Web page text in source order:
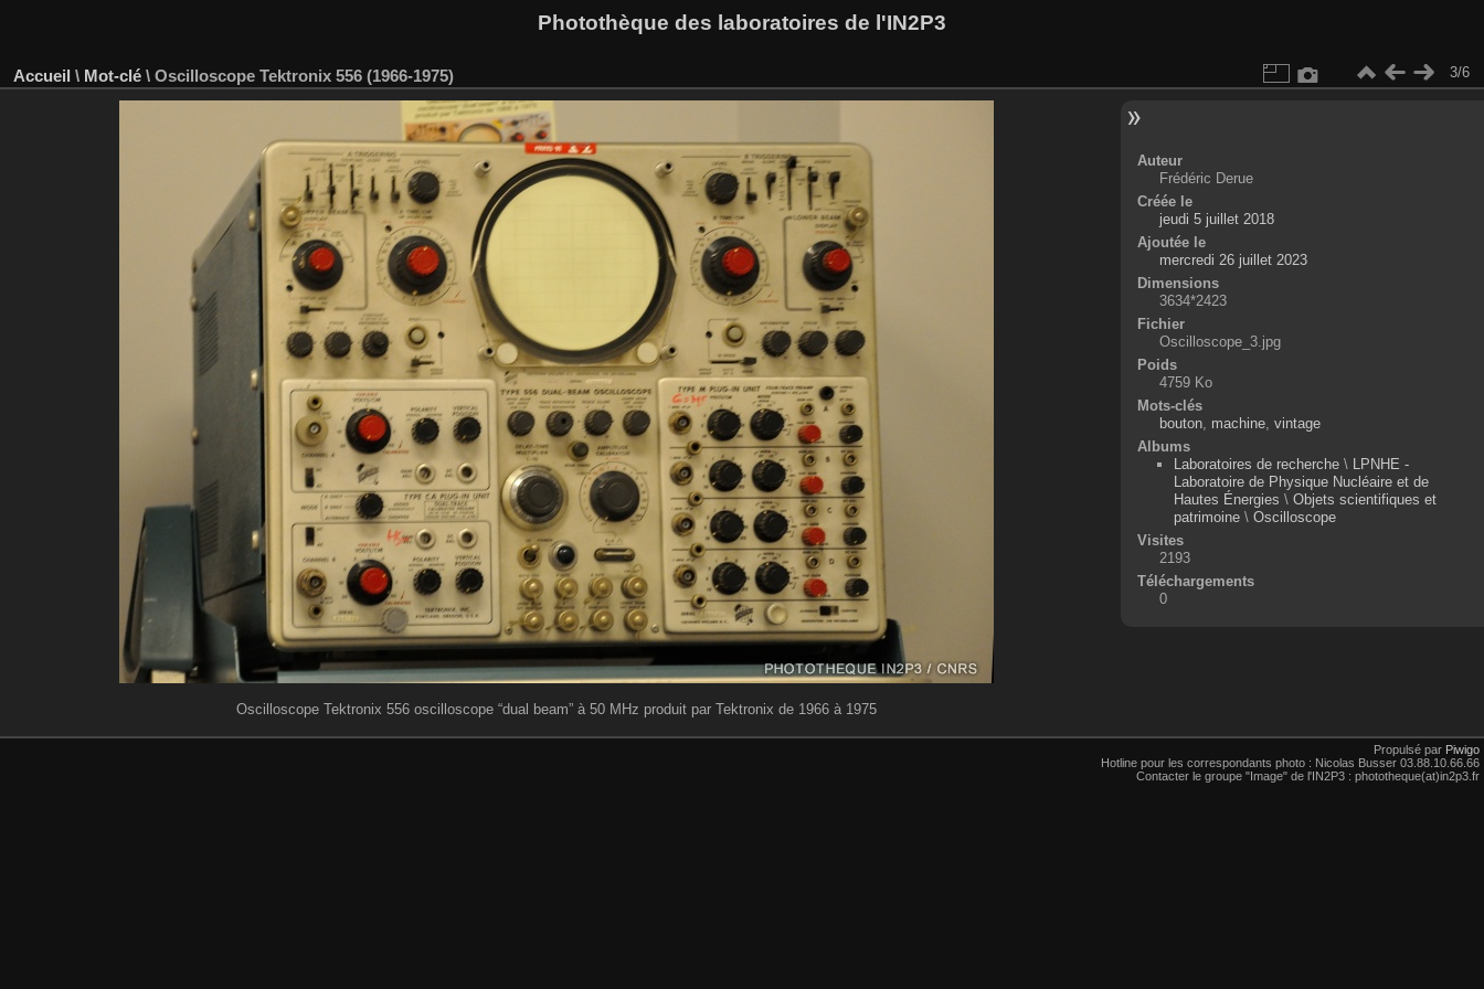
Photothèque des laboratoires de l'IN2P3
Accueil \ Mot-clé \ Oscilloscope Tektronix 556 (1966-1975) 3/6
Oscilloscope Tektronix 556 oscilloscope “dual beam” à 50 MHz produit par Tektronix de 1966 à 1975
Auteur
Frédéric Derue
Créée le
jeudi 5 juillet 2018
Ajoutée le
mercredi 26 juillet 2023
Dimensions
3634*2423
Fichier
Oscilloscope_3.jpg
Poids
4759 Ko
Mots-clés
bouton, machine, vintage
Albums
Laboratoires de recherche\
LPNHE -
Laboratoire de Physique Nucléaire et de
Hautes Énergies \ Objets scientifiques et
patrimoine\ Oscilloscope
Visites
2193
Téléchargements
0
Propulsé par Piwigo
Hotline pour les correspondants photo : Nicolas Busser 03.88.10.66.66
Contacter le groupe "Image" de l'IN2P3 : phototheque(at)in2p3.fr